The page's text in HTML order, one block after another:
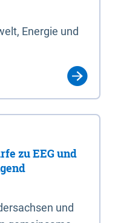
Energie und
zu EEG und
und